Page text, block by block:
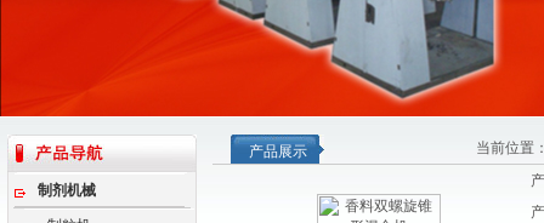
制剂机械
产品展示 当前位置